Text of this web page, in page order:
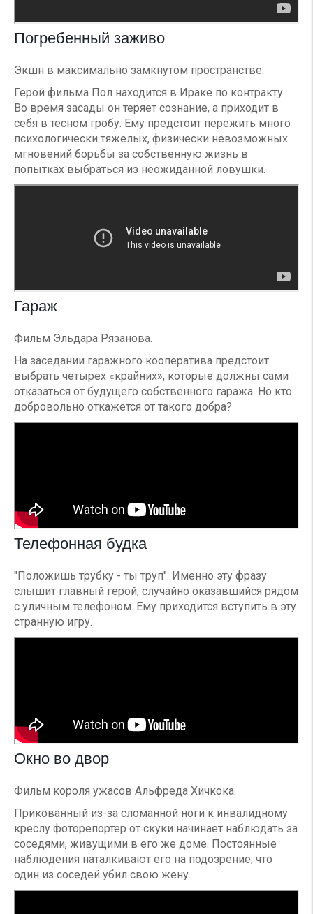
Погребенный заживо
Экшн в максимально замкнутом пространстве.
Герой фильма Пол находится в Ираке по контракту.
Во время засады он теряет сознание, а приходит в
себя в тесном гробу. Ему предстоит пережить много
психологически тяжелых, физически невозможных
мгновений борьбы за собственную жизнь в
попытках выбраться из неожиданной ловушки.
Гараж
Фильм Эльдара Рязанова.
На заседании гаражного кооператива предстоит
выбрать четырех «крайних», которые должны сами
отказаться от будущего собственного гаража. Но кто
добровольно откажется от такого добра?
Телефонная будка
"Положишь трубку - ты труп". Именно эту фразу
слышит главный герой, случайно оказавшийся рядом
с уличным телефоном. Ему приходится вступить в эту
странную игру.
Окно во двор
Фильм короля ужасов Альфреда Хичкока.
Прикованный из-за сломанной ноги к инвалидному
креслу фоторепортер от скуки начинает наблюдать за
соседями, живущими в его же доме. Постоянные
наблюдения наталкивают его на подозрение, что
один из соседей убил свою жену.